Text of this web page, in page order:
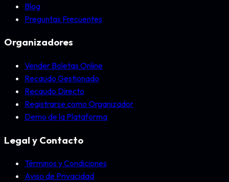
Blog
Preguntas Frecuentes
Organizadores
Vender Boletas Online
Recaudo Gestionado
Recaudo Directo
Registrarse como Organizador
Demo de la Plataforma
Legal y Contacto
Términos y Condiciones
Aviso de Privacidad